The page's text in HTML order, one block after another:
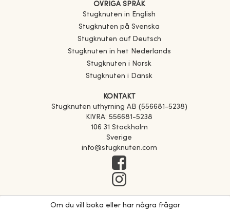
Om du vill boka eller har några frågor
ÖVRIGA SPRÅK
Stugknuten in English
Stugknuten på Svenska
Stugknuten auf Deutsch
Stugknuten in het Nederlands
Stugknuten i Norsk
Stugknuten i Dansk
KONTAKT
Stugknuten uthyrning AB (556681-5238)
KIVRA: 556681-5238
106 31 Stockholm
Sverige
info@stugknuten.com